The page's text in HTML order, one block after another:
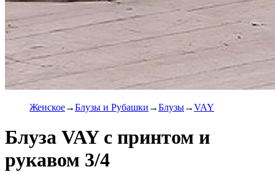
Женское Блузы и Рубашки Блузы VAY
Блуза VAY с принтом и
рукавом 3/4